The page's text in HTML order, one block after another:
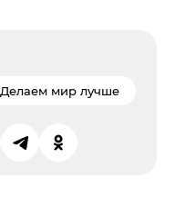
Делаем мир лучше